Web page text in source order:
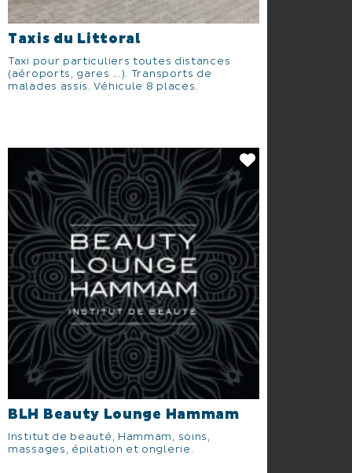
Taxis du Littoral
Taxi pour particuliers toutes distances
(aéroports, gares ...). Transports de
malades assis. Véhicule 8 places.
BLH Beauty Lounge Hammam
Institut de beauté, Hammam, soins,
massages, épilation et onglerie.